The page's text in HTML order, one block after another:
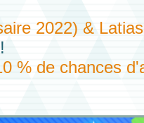
2022) & Latias
% de chances